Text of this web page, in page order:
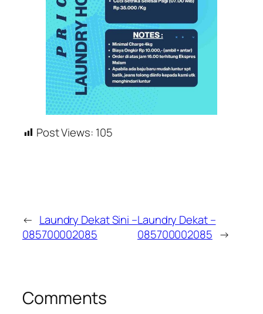
Post Views: 105
← Laundry Dekat Sini –
085700002085
Laundry Dekat –
085700002085 →
Comments